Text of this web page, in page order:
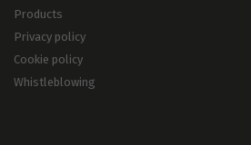
Products
Privacy policy
Cookie policy
Whistleblowing